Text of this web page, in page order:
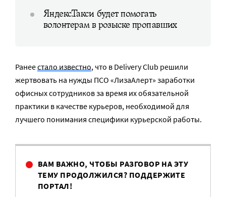
Яндекс.Такси будет помогать
волонтерам в розыске пропавших
Ранеестало известно, что в Delivery Club решили
жертвовать на нужды ПСО «ЛизаАлерт» заработки
офисных сотрудников за время их обязательной
практики в качестве курьеров, необходимой для
лучшего понимания специфики курьерской работы.
ВАМ ВАЖНО, ЧТОБЫ РАЗГОВОР НА ЭТУ
ТЕМУ ПРОДОЛЖИЛСЯ? ПОДДЕРЖИТЕ
ПОРТАЛ!